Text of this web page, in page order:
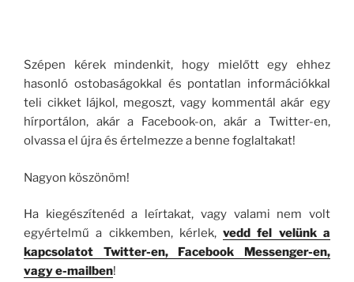
Szépen kérek mindenkit, hogy mielőtt egy ehhez
hasonló ostobaságokkal és pontatlan információkkal
teli cikket lájkol, megoszt, vagy kommentál akár egy
hírportálon, akár a Facebook-on, akár a Twitter-en,
olvassa el újra és értelmezze a benne foglaltakat!
Nagyon köszönöm!
Ha kiegészítenéd a leírtakat, vagy valami nem volt
egyértelmű a cikkemben, kérlek,vedd fel velünk a
kapcsolatot Twitter-en, Facebook Messenger-en,
vagy e-mailben!